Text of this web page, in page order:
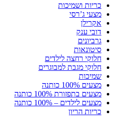
כריות ושמיכות
מצעי ג’רסי
אקרילן
דובי ענק
גרביונים
סיטונאות
חלוקי רחצה לילדים
חלוקי מגבת למבוגרים
שמיכות
מצעים 100% כותנה
מצעים בתפזורת 100% כותנה
מצעים לילדים – 100% כותנה
כריות הריון